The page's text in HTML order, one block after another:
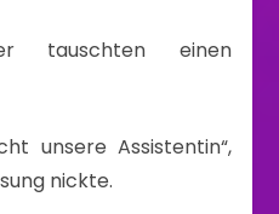
tauschten einen
unsere Assistentin“,
nickte.